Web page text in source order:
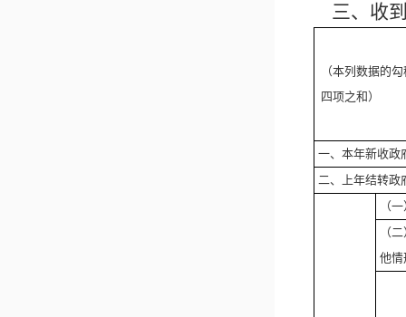
三、收
（本列数据的
四项之和）
一、本年新收政
二、上年结转政
（
（
他情